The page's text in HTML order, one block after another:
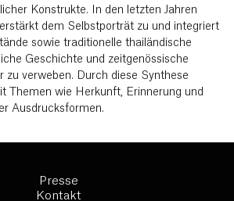
Konstrukte. In den letzten Jahren
dem Selbstporträt zu und integriert
sowie traditionelle thailändische
Geschichte und zeitgenössische
zu verweben. Durch diese Synthese
Themen wie Herkunft, Erinnerung und
Ausdrucksformen.
Presse
Kontakt